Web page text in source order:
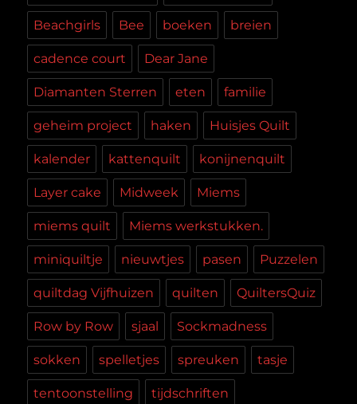
Beachgirls Bee boeken breien
cadence court Dear Jane
Diamanten Sterren eten familie
geheim project haken Huisjes Quilt
kalender kattenquilt konijnenquilt
Layer cake Midweek Miems
miems quilt Miems werkstukken.
miniquiltje nieuwtjes pasen Puzzelen
quiltdag Vijfhuizen quilten QuiltersQuiz
Row by Row sjaal Sockmadness
sokken spelletjes spreuken tasje
tentoonstelling tijdschriften